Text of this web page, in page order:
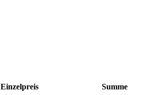
Einzelpreis Summe